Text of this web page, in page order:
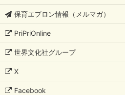
保育エプロン情報（メルマガ）
PriPriOnline
世界文化社グループ
X
Facebook